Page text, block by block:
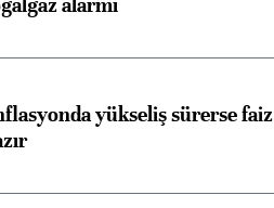
yükseliş sürerse faiz